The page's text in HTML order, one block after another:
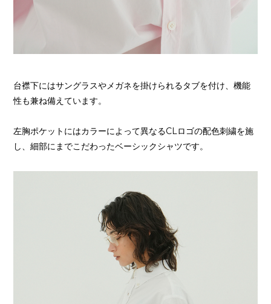
台襟下にはサングラスやメガネを掛けられるタブを付け、機能
性も兼ね備えています。
左胸ポケットにはカラーによって異なるCLロゴの配色刺繍を施
し、細部にまでこだわったベーシックシャツです。